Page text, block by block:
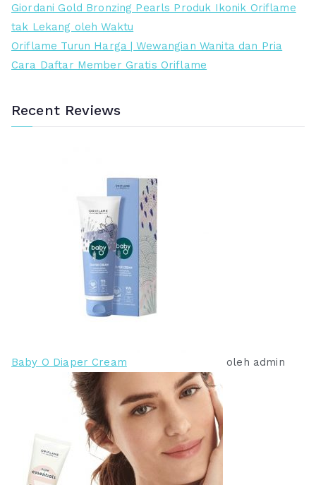
Giordani Gold Bronzing Pearls Produk Ikonik Oriflame
tak Lekang oleh Waktu
Oriflame Turun Harga | Wewangian Wanita dan Pria
Cara Daftar Member Gratis Oriflame
Recent Reviews
Baby O Diaper Cream oleh admin